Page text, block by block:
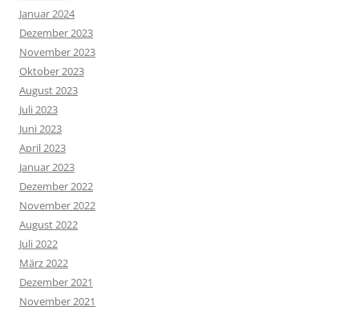
Januar 2024
Dezember 2023
November 2023
Oktober 2023
August 2023
Juli 2023
Juni 2023
April 2023
Januar 2023
Dezember 2022
November 2022
August 2022
Juli 2022
März 2022
Dezember 2021
November 2021